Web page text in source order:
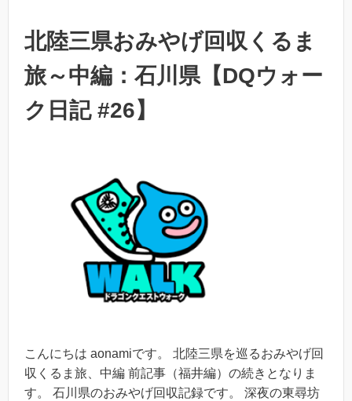
北陸三県おみやげ回収くるま
旅～中編：石川県【DQウォー
ク日記 #26】
こんにちは aonamiです。 北陸三県を巡るおみやげ回
収くるま旅、中編 前記事（福井編）の続きとなりま
す。 石川県のおみやげ回収記録です。 深夜の東尋坊